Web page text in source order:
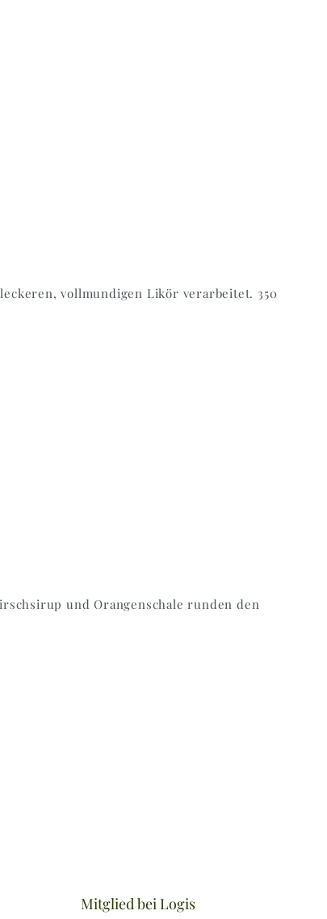
vollmundigen Likör verarbeitet. 350
und Orangenschale runden den
Mitglied bei Logis